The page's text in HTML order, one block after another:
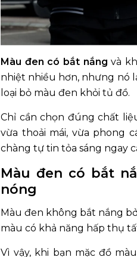
Màu đen có bắt nắng và
nhiệt nhiều hơn, nhưng nó
loại bỏ màu đen khỏi tủ đồ.
Chỉ cần chọn đúng chất
vừa thoải mái, vừa phong
chàng tự tin tỏa sáng ngay
Màu đen có bắt
nóng
Màu đen không bắt nắng
màu có khả năng hấp thụ
Vì vậy, khi bạn mặc đồ